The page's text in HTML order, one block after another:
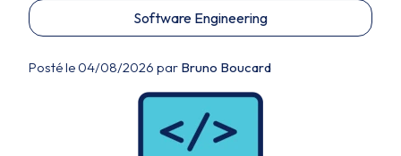
Software Engineering
Posté le 04/08/2026 par Bruno Boucard